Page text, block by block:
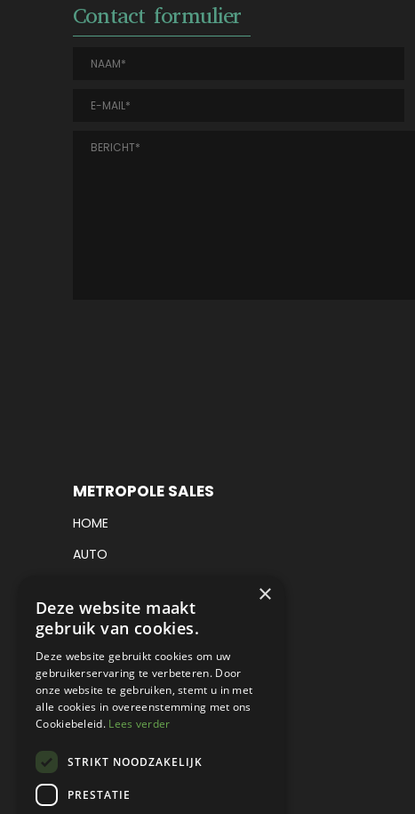
Contact formulier
METROPOLE SALES
HOME
AUTO
VERKOCHT
DETAILING
WERKPLAATS EN RESTAURATIE
PARTS
CONTACT
×
Deze website maakt
gebruik van cookies.
Deze website gebruikt cookies om uw
gebruikerservaring te verbeteren. Door
onze website te gebruiken, stemt u in met
alle cookies in overeenstemming met ons
Cookiebeleid. Lees verder
STRIKT NOODZAKELIJK
PRESTATIE